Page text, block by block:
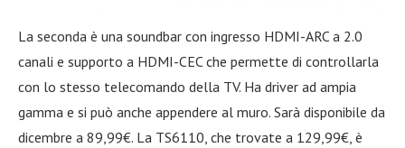
La seconda è una soundbar con ingresso HDMI-ARC a 2.0
canali e supporto a HDMI-CEC che permette di controllarla
con lo stesso telecomando della TV. Ha driver ad ampia
gamma e si può anche appendere al muro. Sarà disponibile da
dicembre a 89,99€. La TS6110, che trovate a 129,99€, è